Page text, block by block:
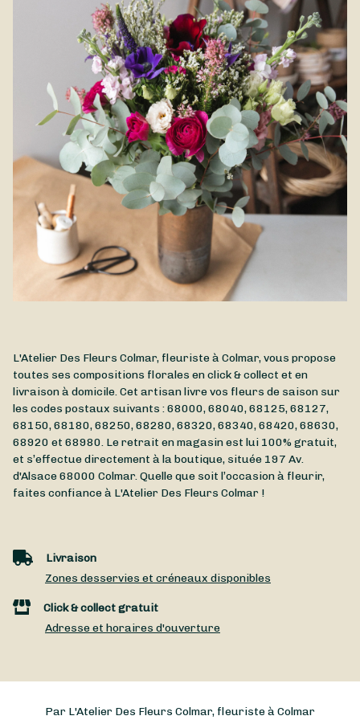
plus belle saison de l'année. Composé de fleurs estivales, le
Bouquet Été est disponible à la livraison à Colmar et dans ses
L'Atelier Des Fleurs Colmar, fleuriste à Colmar, vous propose
toutes ses compositions florales en click & collect et en
livraison à domicile. Cet artisan livre vos fleurs de saison sur
les codes postaux suivants : 68000, 68040, 68125, 68127,
68150, 68180, 68250, 68280, 68320, 68340, 68420, 68630,
68920 et 68980. Le retrait en magasin est lui 100% gratuit,
et s’effectue directement à la boutique, située 197 Av.
d'Alsace68000 Colmar. Quelle que soit l’occasion à fleurir,
faites confiance à L'Atelier Des Fleurs Colmar !
Livraison
Zones desservies et créneaux disponibles
Click & collect gratuit
Adresse et horaires d'ouverture
Par L'Atelier Des Fleurs Colmar, fleuriste à Colmar